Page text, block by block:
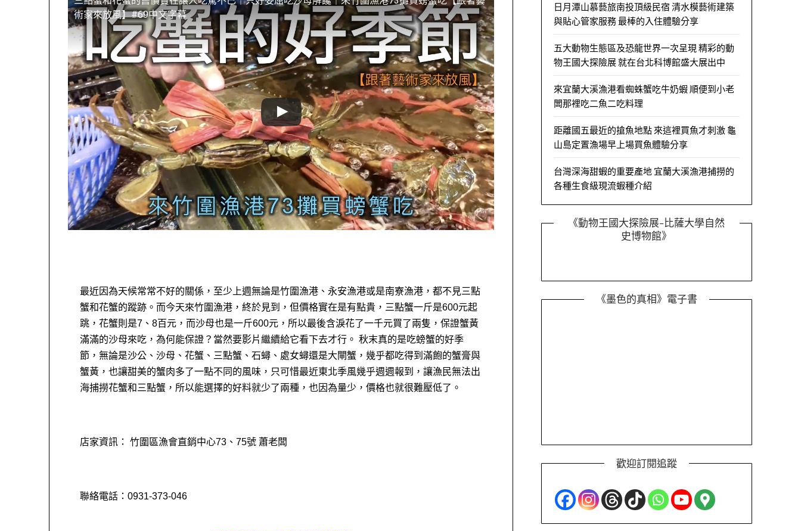
術家來放風】#69中文字幕
最近因為天候常常不好的關係，至少上週無論是竹圍漁港、永安漁港或是南寮漁港，都不見三點
蟹和花蟹的蹤跡。而今天來竹圍漁港，終於見到，但價格實在是有點貴，三點蟹一斤是600元起
跳，花蟹則是7、8百元，而沙母也是一斤600元，所以最後含淚花了一千元買了兩隻，保證蟹黃
滿滿的沙母來吃，為何能保證？當然要影片繼續給它看下去才行。 秋末真的是吃螃蟹的好季
節，無論是沙公、沙母、花蟹、三點蟹、石蟳、處女蟳還是大閘蟹，幾乎都吃得到滿飽的蟹膏與
蟹黃，也讓甜美的蟹肉多了一點不同的風味，只可惜最近東北季風幾乎週週報到，讓漁民無法出
海捕撈花蟹和三點蟹，所以能選擇的好料就少了兩種，也因為量少，價格也就很難壓低了。
店家資訊： 竹圍區漁會直銷中心73、75號 蕭老闆
聯絡電話：0931-373-046
日月潭山慕藝旅南投頂級民宿 清水模藝術建築
與貼心管家服務 最棒的入住體驗分享
五大動物生態區及恐龍世界一次呈現 精彩的動
物王國大探險展 就在台北科博館盛大展出中
來宜蘭大溪漁港看蜘蛛蟹吃牛奶蝦 順便到小老
闆那裡吃二魚二吃料理
距離國五最近的搶魚地點 來這裡買魚才刺激 龜
山島定置漁場早上場買魚體驗分享
台灣深海甜蝦的重要產地 宜蘭大溪漁港捕撈的
各種生食級現流蝦種介紹
《動物王國大探險展-比薩大學自然
史博物館》
《墨色的真相》電子書
歡迎訂閱追蹤